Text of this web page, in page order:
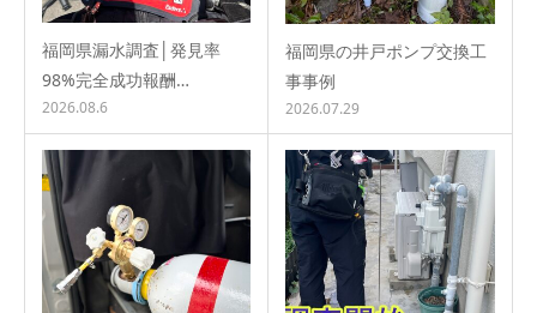
福岡県漏水調査│発見率
98%完全成功報酬…
2026.08.6
福岡県の井戸ポンプ交換工
事事例
2026.07.29